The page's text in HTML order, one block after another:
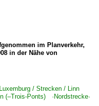
im Planverkehr,
in der Nähe von
Luxemburg / Strecken / Linn
(–Trois-Ponts) ·Nordstrecke·